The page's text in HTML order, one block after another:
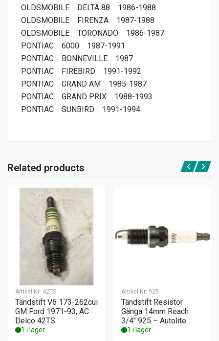
OLDSMOBILE
DELTA 88
1986-1988
OLDSMOBILE
FIRENZA
1987-1988
OLDSMOBILE
TORONADO
1986-1987
PONTIAC
6000
1987-1991
PONTIAC
BONNEVILLE
1987
PONTIAC
FIREBIRD
1991-1992
PONTIAC
GRAND AM
1985-1987
PONTIAC
GRAND PRIX
1988-1993
PONTIAC
SUNBIRD 1991-1994
Related products
Artikel Nr: 42TS
Tändstift V6 173-262cui
GM Ford 1971-93, AC
Delco 42TS
1 i lager
Artikel Nr: 925
Tändstift Resistor
Gänga 14mm Reach
3/4″ 925 – Autolite
1 i lager